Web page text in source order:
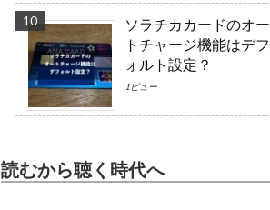
ソラチカカードのオー
トチャージ機能はデフ
ォルト設定？
1ビュー
読むから聴く時代へ